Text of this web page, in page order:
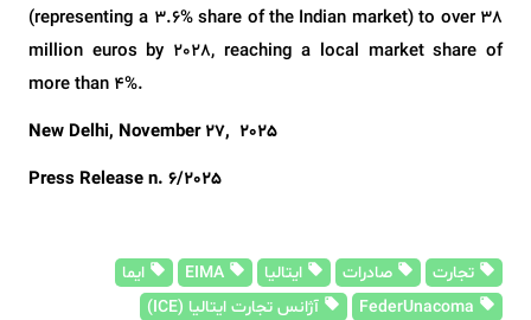
(representing a 3.6% share of the Indian market) to over 38
million euros by 2028, reaching a local market share of
more than 4%.
New Delhi, November 27, 2025
Press Release n. 6/2025
تجارت صادرات ایتالیا
ایما
آژانس تجارت ایتالیا (ICE)